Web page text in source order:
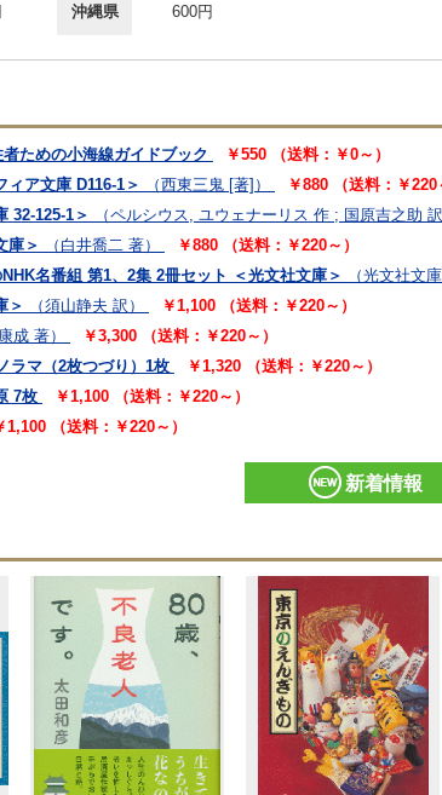
沖縄県 600円
ための小海線ガイドブック
￥550 （送料：￥0～）
ア文庫 D116-1＞
（西東三鬼 [著]）
￥880 （送料：￥220
32-125-1＞
（ペルシウス, ユウェナーリス 作 ; 国原吉之助 訳
庫＞
（白井喬二 著）
￥880 （送料：￥220～）
名番組 第1、2集 2冊セット ＜光文社文庫＞
（光文社文庫
＞
（須山静夫 訳）
￥1,100 （送料：￥220～）
成 著）
￥3,300 （送料：￥220～）
ラマ（2枚つづり）1枚
￥1,320 （送料：￥220～）
7枚
￥1,100 （送料：￥220～）
1,100 （送料：￥220～）
新着情報